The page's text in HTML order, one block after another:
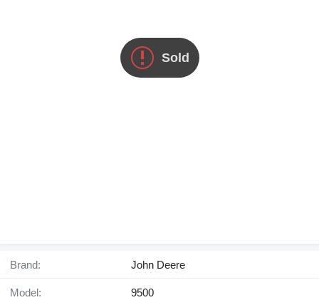
Sold
Brand: John Deere
Model: 9500